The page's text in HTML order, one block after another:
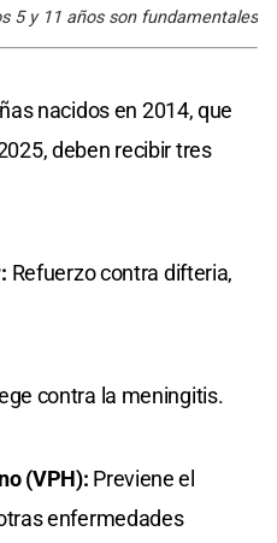
5 y 11 años son fundamentales
nacidos en 2014, que
deben recibir tres
Refuerzo contra difteria,
contra la meningitis.
(VPH): Previene el
enfermedades